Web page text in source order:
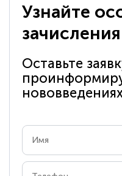
Узнайте
Оставьте